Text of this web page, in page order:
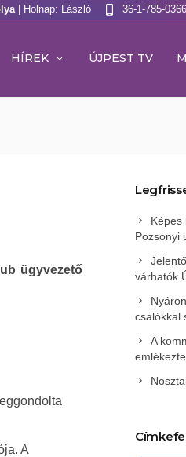
| Holnap: László 36-1-785-0366
HÍREK ÚJPEST TV
ügyvezető
A
Képes
Pozsonyi
várhatók
csalókkal
A